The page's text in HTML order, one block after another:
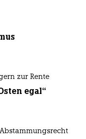
zur Rente
egal“